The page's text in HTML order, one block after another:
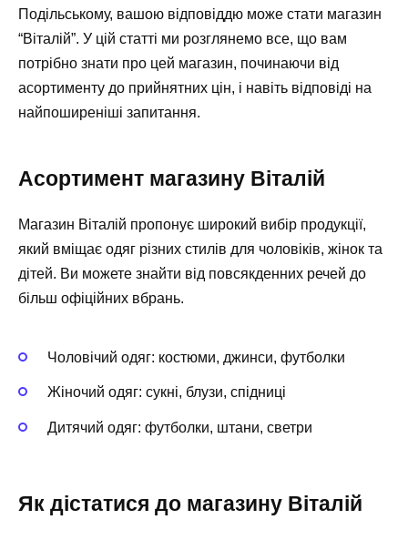
Подільському, вашою відповіддю може стати магазин
“Віталій”. У цій статті ми розглянемо все, що вам
потрібно знати про цей магазин, починаючи від
асортименту до прийнятних цін, і навіть відповіді на
найпоширеніші запитання.
Асортимент магазину Віталій
Магазин Віталій пропонує широкий вибір продукції,
який вміщає одяг різних стилів для чоловіків, жінок та
дітей. Ви можете знайти від повсякденних речей до
більш офіційних вбрань.
Чоловічий одяг: костюми, джинси, футболки
Жіночий одяг: сукні, блузи, спідниці
Дитячий одяг: футболки, штани, светри
Як дістатися до магазину Віталій